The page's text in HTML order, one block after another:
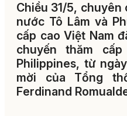
Chiều 31/5,
nước Tô Lâm và
cấp cao Việt Nam
chuyến thăm
Philippines, từ
mời của Tổng
Ferdinand